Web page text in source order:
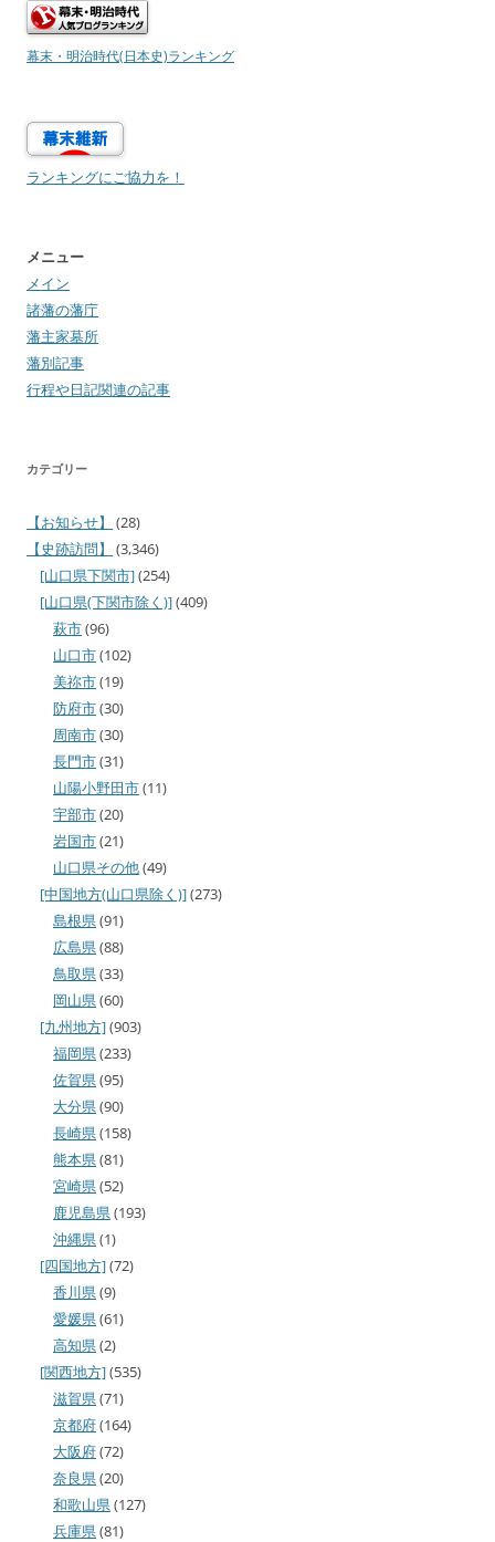
幕末・明治時代(日本史)ランキング
ランキングにご協力を！
メニュー
メイン
諸藩の藩庁
藩主家墓所
藩別記事
行程や日記関連の記事
カテゴリー
【お知らせ】
(28)
【史跡訪問】
(3,346)
[山口県下関市](254)
[山口県(下関市除く)](409)
萩市(96)
山口市(102)
美祢市(19)
防府市(30)
周南市(30)
長門市(31)
山陽小野田市(11)
宇部市(20)
岩国市(21)
山口県その他(49)
[中国地方(山口県除く)](273)
島根県(91)
広島県(88)
鳥取県(33)
岡山県(60)
[九州地方](903)
福岡県(233)
佐賀県(95)
大分県(90)
長崎県(158)
熊本県(81)
宮崎県(52)
鹿児島県(193)
沖縄県(1)
[四国地方](72)
香川県(9)
愛媛県(61)
高知県(2)
[関西地方](535)
滋賀県(71)
京都府(164)
大阪府(72)
奈良県(20)
和歌山県(127)
兵庫県(81)